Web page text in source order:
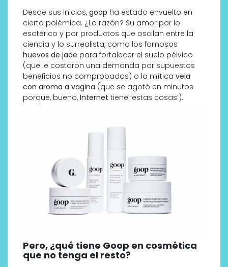
Desde sus inicios, goop ha estado envuelto en
cierta polémica. ¿La razón? Su amor por lo
esotérico y por productos que oscilan entre la
ciencia y lo surrealista, como los famosos
huevos de jade para fortalecer el suelo pélvico
(que le costaron una demanda por supuestos
beneficios no comprobados) o la mítica vela
con aroma a vagina (que se agotó en minutos
porque, bueno, Internet tiene ‘estas cosas’).
Pero, ¿qué tiene Goop en cosmética
que no tenga el resto?